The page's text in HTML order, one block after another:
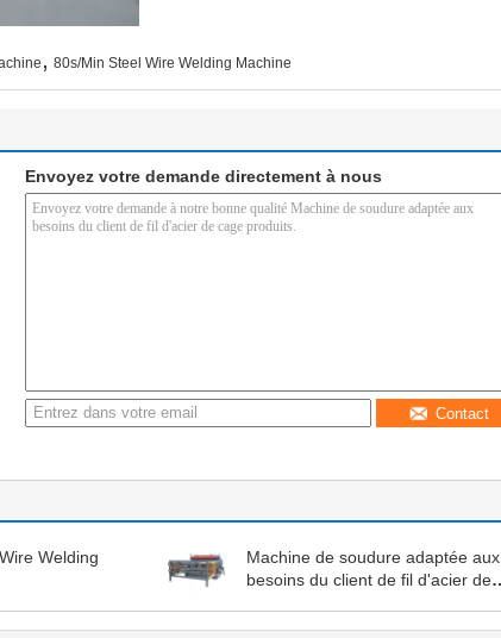
80s/Min Steel Wire Welding Machine
Envoyez votre demande directement à nous
Contact
Welding
Machine de soudure adaptée aux
besoins du client de fil d'acier de